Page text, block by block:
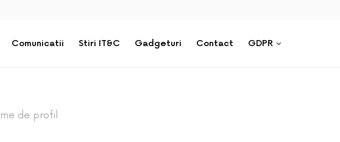
Comunicatii Stiri IT&C Gadgeturi Contact GDPR
de profil